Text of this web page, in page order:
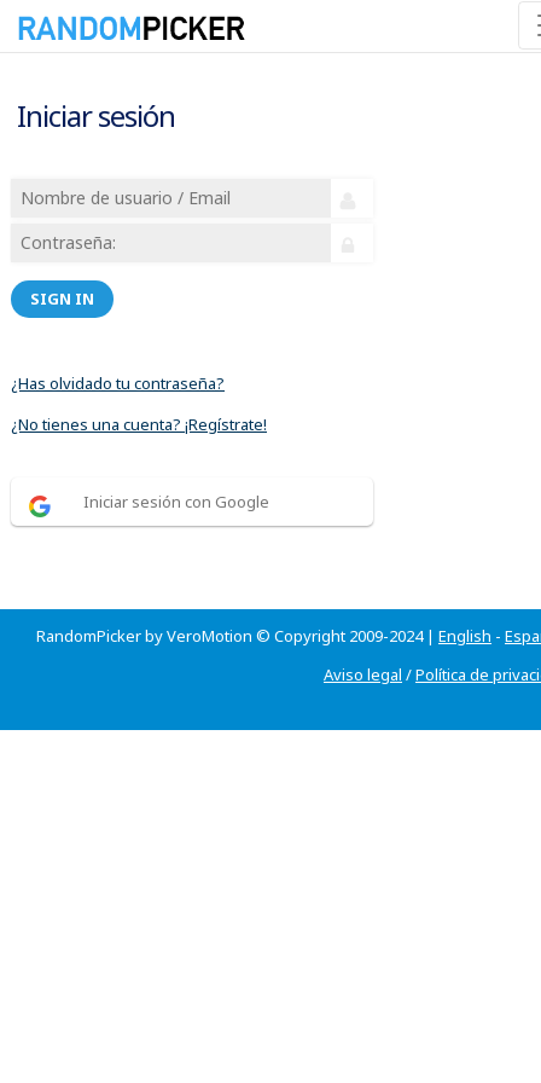
Iniciar sesión
SIGN IN
¿Has olvidado tu contraseña?
¿No tienes una cuenta? ¡Regístrate!
Iniciar sesión con Google
RandomPicker by VeroMotion © Copyright 2009-2024 | English -
Aviso legal /Política de